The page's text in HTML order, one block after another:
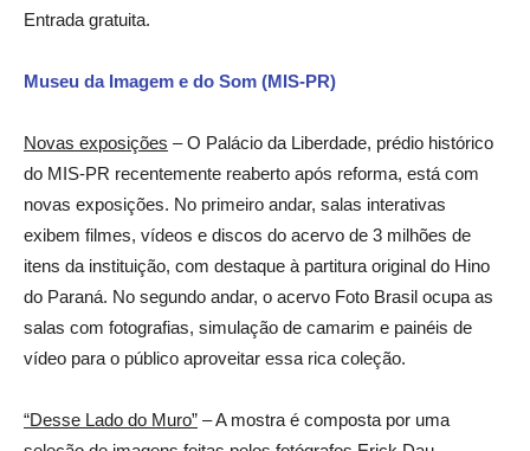
Entrada gratuita.
Museu da Imagem e do Som (MIS-PR)
Novas exposições – O Palácio da Liberdade, prédio histórico
do MIS-PR recentemente reaberto após reforma, está com
novas exposições. No primeiro andar, salas interativas
exibem filmes, vídeos e discos do acervo de 3 milhões de
itens da instituição, com destaque à partitura original do Hino
do Paraná. No segundo andar, o acervo Foto Brasil ocupa as
salas com fotografias, simulação de camarim e painéis de
vídeo para o público aproveitar essa rica coleção.
“Desse Lado do Muro” – A mostra é composta por uma